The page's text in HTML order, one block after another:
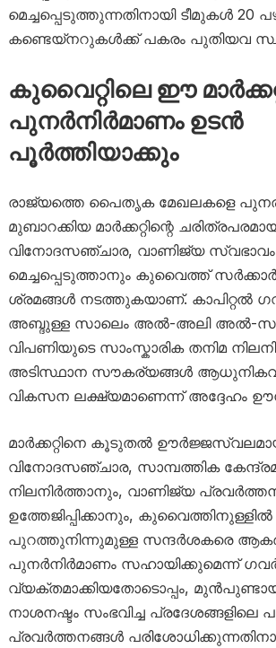
മെച്ചപ്പെടുത്തുന്നതിനായി ടീമുകൾ 20
കണ്ടെയ്‌നറുകൾക്ക് പകരം പുതിയവ
കുവൈറ്റിലെ ഈ
പുനർനിർമാണം ഉടൻ
പൂർത്തിയാക്കും
രാജ്യത്തെ പൈതൃക മേഖലകളെ
മുബാറക്കിയ മാർക്കറ്റിന്റെ
വിനോദസഞ്ചാര, വാണിജ്യ സ്വഭാവം
മെച്ചപ്പെടുത്താനും കുവൈത്ത്
ശ്രമങ്ങൾ നടത്തുകയാണ്. കാപിറ്റൽ
അബ്ദുള്ള സാലെം അൽ-അലി അൽ-
വിപണിയുടെ സാംസ്കാരിക തനിമ
അടിസ്ഥാന സൗകര്യങ്ങൾ
വികസന ലക്ഷ്യമാണെന്ന് അദ്ദേഹം
മാർക്കറ്റിനെ കൂടുതൽ
വിനോദസഞ്ചാര, സാമ്പത്തിക
നിലനിർത്താനും, വാണിജ്യ
ഉത്തേജിപ്പിക്കാനും, കുവൈത്തിനുള്ളിൽ
പുറത്തുനിന്നുമുള്ള സന്ദർശകരെ
പുനർനിർമാണം സഹായിക്കുമെന്ന്
വ്യക്തമാക്കിയതോടൊപ്പം, മുൻപുണ്ടായ
നാശനഷ്ടം സംഭവിച്ച
പ്രവർത്തനങ്ങൾ